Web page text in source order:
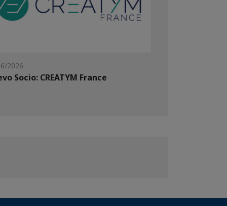
2026
Socio: CREATYM France